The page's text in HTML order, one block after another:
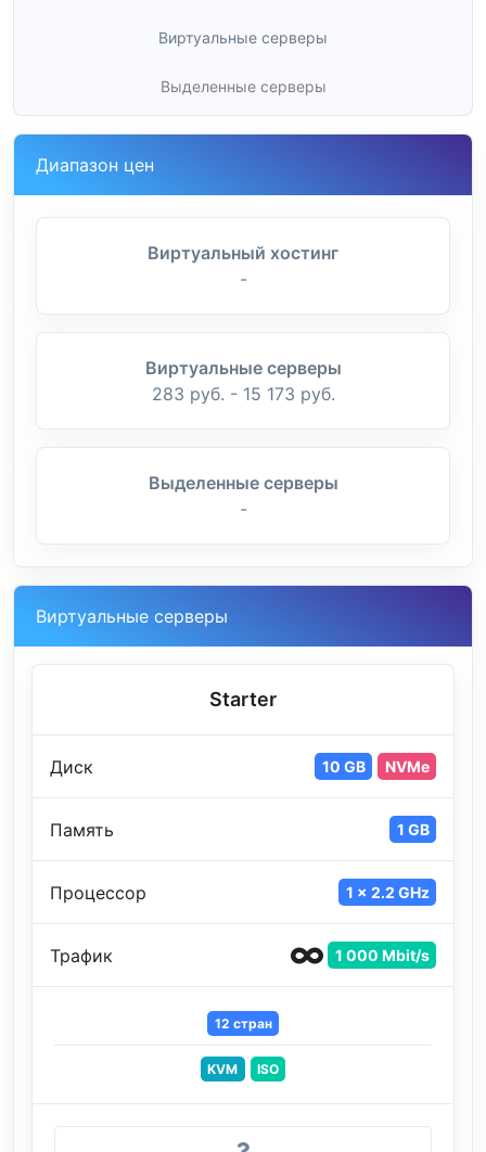
Виртуальные серверы
Выделенные серверы
Диапазон цен
Виртуальный хостинг
-
Виртуальные серверы
283 руб. - 15 173 руб.
Выделенные серверы
-
Виртуальные серверы
Starter
Диск 10 GB NVMe
Память 1 GB
Процессор 1 x 2.2 GHz
Трафик 1 000 Mbit/s
12 стран
KVM ISO